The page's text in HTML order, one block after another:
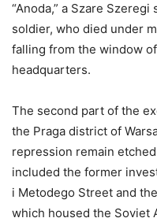
“Anoda,” a Szare
soldier, who died under
falling from the window
headquarters.
The second part of the
the Praga district of
repression remain
included the former
i Metodego Street and
which housed the Soviet